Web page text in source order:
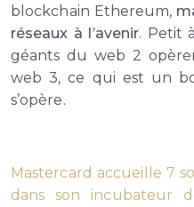
blockchain Ethereum,
réseaux à l’avenir. Petit
géants du web 2
web 3, ce qui est un
s’opère.
Mastercard accueille 7
dans son incubateur